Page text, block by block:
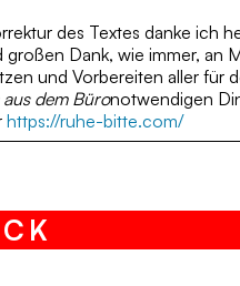
des Textes danke ich
großen Dank, wie immer, an
und Vorbereiten aller für
aus dem Büronotwendigen
https://ruhe-bitte.com/